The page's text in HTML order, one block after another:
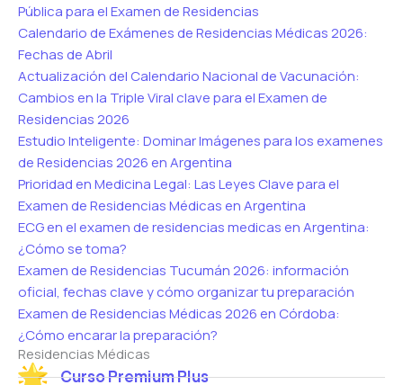
Pública para el Examen de Residencias
Calendario de Exámenes de Residencias Médicas 2026:
Fechas de Abril
Actualización del Calendario Nacional de Vacunación:
Cambios en la Triple Viral clave para el Examen de
Residencias 2026
Estudio Inteligente: Dominar Imágenes para los examenes
de Residencias 2026 en Argentina
Prioridad en Medicina Legal: Las Leyes Clave para el
Examen de Residencias Médicas en Argentina
ECG en el examen de residencias medicas en Argentina:
¿Cómo se toma?
Examen de Residencias Tucumán 2026: información
oficial, fechas clave y cómo organizar tu preparación
Examen de Residencias Médicas 2026 en Córdoba:
¿Cómo encarar la preparación?
Residencias Médicas
Curso Premium Plus